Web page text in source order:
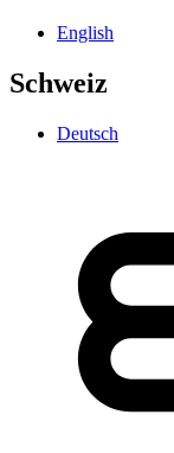
English
Schweiz
Deutsch